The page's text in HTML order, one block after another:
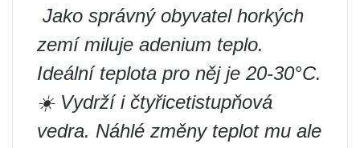
️ Jako správný obyvatel horkých
zemí miluje adenium teplo.
Ideální teplota pro něj je 20-30°C.
☀️ Vydrží i čtyřicetistupňová
vedra. Náhlé změny teplot mu ale